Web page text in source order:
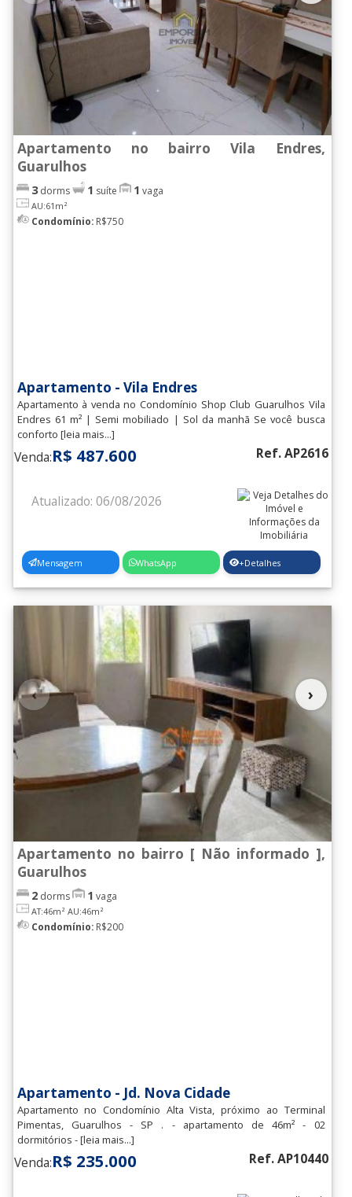
Apartamento no bairro Vila Endres,
Guarulhos
3dorms 1 suíte 1 vaga
AU:61m²
Condomínio: R$750
Apartamento - Vila Endres
Apartamento à venda no Condomínio Shop Club Guarulhos Vila
Endres 61 m² | Semi mobiliado | Sol da manhã Se você busca
conforto [leia mais...]
Venda:R$ 487.600 Ref. AP2616
Atualizado: 06/08/2026
Mensagem WhatsApp +Detalhes
‹ ›
Apartamento no bairro [ Não informado ],
Guarulhos
2 dorms 1 vaga
AT:46m² AU:46m²
Condomínio: R$200
Apartamento - Jd. Nova Cidade
Apartamento no Condomínio Alta Vista, próximo ao Terminal
Pimentas, Guarulhos - SP . - apartamento de 46m² - 02
dormitórios - [leia mais...]
Venda:R$ 235.000 Ref. AP10440